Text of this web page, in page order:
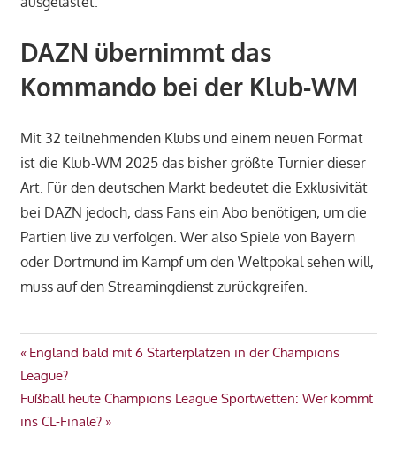
DAZN übernimmt das
Kommando bei der Klub-WM
Mit 32 teilnehmenden Klubs und einem neuen Format
ist die Klub-WM 2025 das bisher größte Turnier dieser
Art. Für den deutschen Markt bedeutet die Exklusivität
bei DAZN jedoch, dass Fans ein Abo benötigen, um die
Partien live zu verfolgen. Wer also Spiele von Bayern
oder Dortmund im Kampf um den Weltpokal sehen will,
muss auf den Streamingdienst zurückgreifen.
Beitragsnavigation
Vorheriger
Beitrag:
England bald mit 6 Starterplätzen in der Champions
League?
Nächster
Beitrag:
Fußball heute Champions League Sportwetten: Wer kommt
ins CL-Finale?